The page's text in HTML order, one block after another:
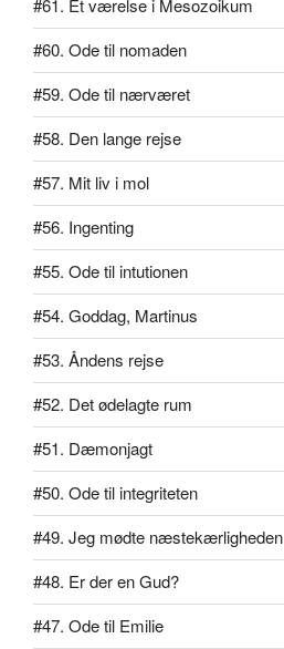
#61. Et værelse i Mesozoikum
#60. Ode til nomaden
#59. Ode til nærværet
#58. Den lange rejse
#57. Mit liv i mol
#56. Ingenting
#55. Ode til intutionen
#54. Goddag, Martinus
#53. Åndens rejse
#52. Det ødelagte rum
#51. Dæmonjagt
#50. Ode til integriteten
#49. Jeg mødte næstekærligheden
#48. Er der en Gud?
#47. Ode til Emilie